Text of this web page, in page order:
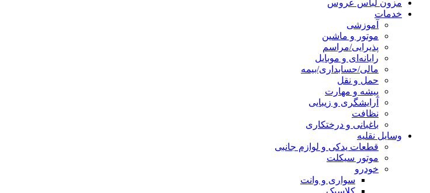
مزون لباس عروس
خدمات
آموزشی
موتور و ماشین
پذیرایی/مراسم
رایانه‌ای و موبایل
مالی/حسابداری/بیمه
حمل و نقل
پیشه و مهارت
آرایشگری و زیبایی
نظافت
باغبانی و درختکاری
وسایل نقلیه
قطعات یدکی و لوازم جانبی
موتور سیکلت
خودرو
سواری و وانت